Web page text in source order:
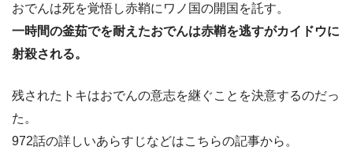
おでんは死を覚悟し赤鞘にワノ国の開国を託す。
一時間の釜茹でを耐えたおでんは赤鞘を逃すがカイドウに
射殺される。
残されたトキはおでんの意志を継ぐことを決意するのだっ
た。
972話の詳しいあらすじなどはこちらの記事から。